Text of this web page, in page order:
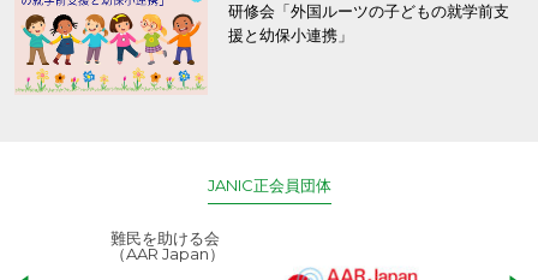
研修会「外国ルーツの子どもの就学前支
援と幼保小連携」
JANIC正会員団体
アジア・コミュニテ
ィ・センター21
児童労働のない